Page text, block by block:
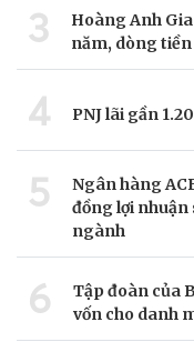
3
Hoàng Anh
năm, dòng
4 PNJ lãi gần
5
Ngân hàng
đồng lợi nhuận
ngành
6
Tập đoàn của
vốn cho danh